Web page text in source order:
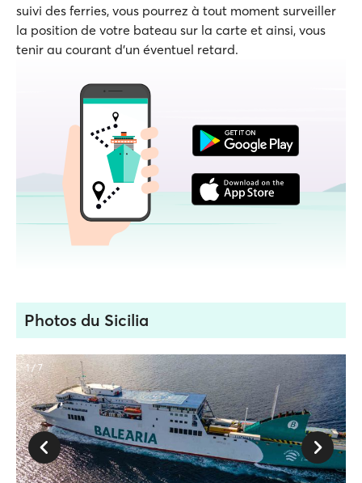
suivi des ferries, vous pourrez à tout moment surveiller
la position de votre bateau sur la carte et ainsi, vous
tenir au courant d'un éventuel retard.
Photos du Sicilia
1 / 7